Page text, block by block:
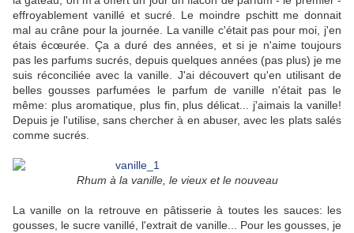
effroyablement vanillé et sucré. Le moindre pschitt me donnait
mal au crâne pour la journée. La vanille c'était pas pour moi, j'en
étais écœurée. Ça a duré des années, et si je n'aime toujours
pas les parfums sucrés, depuis quelques années (pas plus) je me
suis réconciliée avec la vanille. J'ai découvert qu'en utilisant de
belles gousses parfumées le parfum de vanille n'était pas le
même: plus aromatique, plus fin, plus délicat... j'aimais la vanille!
Depuis je l'utilise, sans chercher à en abuser, avec les plats salés
comme sucrés.
Rhum à la vanille, le vieux et le nouveau
La vanille on la retrouve en pâtisserie à toutes les sauces: les
gousses, le sucre vanillé, l'extrait de vanille... Pour les gousses, je